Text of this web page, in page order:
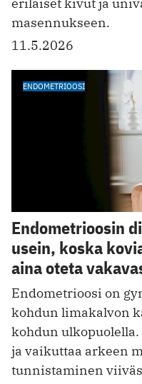
masennukseen.
11.5.2026
ENDOMETRIOOSI
Endometrioosin
usein, koska
aina oteta
Endometrioosi on
kohdun limakalvon
kohdun
ja vaikuttaa arkeen
tunnistaminen